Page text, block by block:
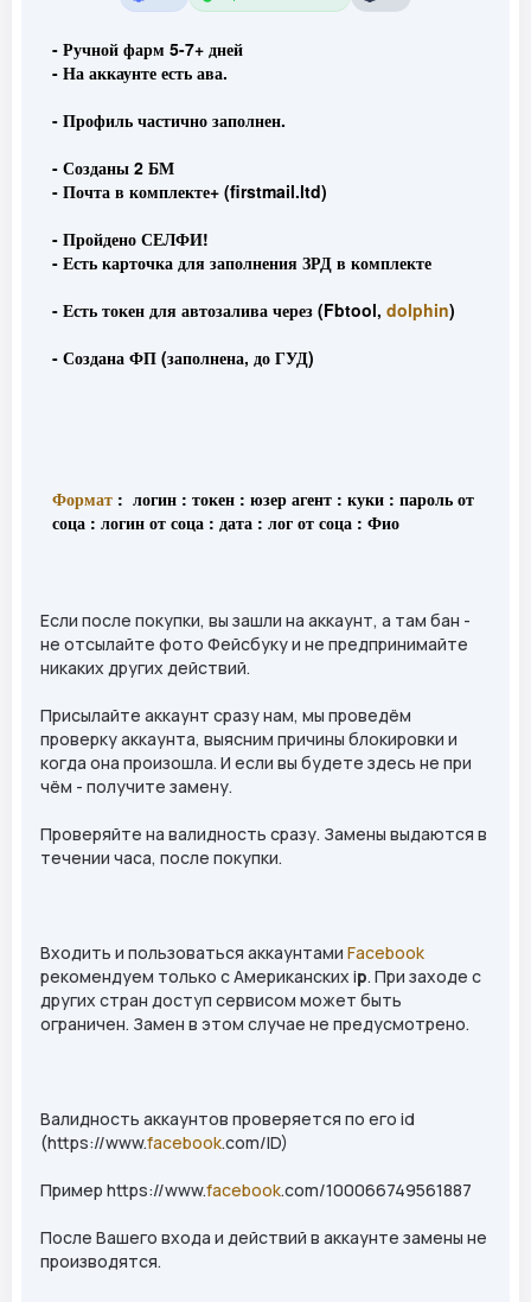
- Ручной фарм 5-7+ дней
- На аккаунте есть ава.
- Профиль частично заполнен.
- Созданы 2 БМ
- Почта в комплекте+ (firstmail.ltd)
- Пройдено СЕЛФИ!
- Есть карточка для заполнения ЗРД в комплекте
- Есть токен для автозалива через (Fbtool, dolphin)
- Создана ФП (заполнена, до ГУД)
Формат : логин : токен : юзер агент : куки : пароль от
соца : логин от соца : дата : лог от соца : Фио
Если после покупки, вы зашли на аккаунт, а там бан -
не отсылайте фото Фейсбуку и не предпринимайте
никаких других действий.
Присылайте аккаунт сразу нам, мы проведём
проверку аккаунта, выясним причины блокировки и
когда она произошла. И если вы будете здесь не при
чём - получите замену.
Проверяйте на валидность сразу. Замены выдаются в
течении часа, после покупки.
Входить и пользоваться аккаунтами Facebook
рекомендуем только с Американских ip. При заходе с
других стран доступ сервисом может быть
ограничен. Замен в этом случае не предусмотрено.
Валидность аккаунтов проверяется по его id
(https://www.facebook.com/ID)
Пример https://www.facebook.com/100066749561887
После Вашего входа и действий в аккаунте замены не
производятся.